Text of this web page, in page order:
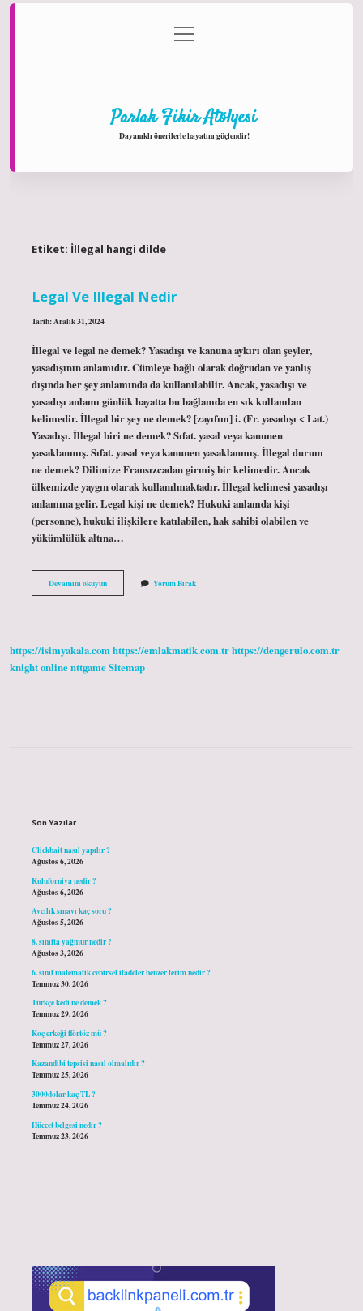
Gizlilik Politikası
menüyü
aç
Parlak Fikir Atölyesi
Dayanıklı önerilerle hayatını güçlendir!
Etiket: İllegal hangi dilde
Legal Ve Illegal Nedir
Tarih: Aralık 31, 2024
İllegal ve legal ne demek? Yasadışı ve kanuna aykırı olan şeyler,
yasadışının anlamıdır. Cümleye bağlı olarak doğrudan ve yanlış
dışında her şey anlamında da kullanılabilir. Ancak, yasadışı ve
yasadışı anlamı günlük hayatta bu bağlamda en sık kullanılan
kelimedir. İllegal bir şey ne demek? [zayıfım] i. (Fr. yasadışı < Lat.)
Yasadışı. İllegal biri ne demek? Sıfat. yasal veya kanunen
yasaklanmış. Sıfat. yasal veya kanunen yasaklanmış. İllegal durum
ne demek? Dilimize Fransızcadan girmiş bir kelimedir. Ancak
ülkemizde yaygın olarak kullanılmaktadır. İllegal kelimesi yasadışı
anlamına gelir. Legal kişi ne demek? Hukuki anlamda kişi
(personne), hukuki ilişkilere katılabilen, hak sahibi olabilen ve
yükümlülük altına…
Devamını okuyunLegal
Ve
Yorum Bırak
https://isimyakala.comhttps://emlakmatik.com.trhttps://dengerulo.com.tr
knight onlinenttgameSitemap
Son Yazılar
Clickbait nasıl yapılır ?
Ağustos 6, 2026
Kuluforniya nedir ?
Ağustos 6, 2026
Avcılık sınavı kaç soru ?
Ağustos 5, 2026
8. sınıfta yağmur nedir ?
Ağustos 3, 2026
6. sınıf matematik cebirsel ifadeler benzer terim nedir ?
Temmuz 30, 2026
Türkçe kedi ne demek ?
Temmuz 29, 2026
Koç erkeği flörtöz mü ?
Temmuz 27, 2026
Kazandibi tepsisi nasıl olmalıdır ?
Temmuz 25, 2026
3000dolar kaç TL ?
Temmuz 24, 2026
Hüccet belgesi nedir ?
Temmuz 23, 2026